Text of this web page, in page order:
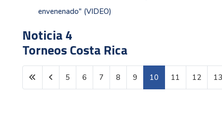
envenenado" (VIDEO)
Noticia 4
Torneos Costa Rica
Página 10 de 992
5 6 7 8 9 10 11 12 13